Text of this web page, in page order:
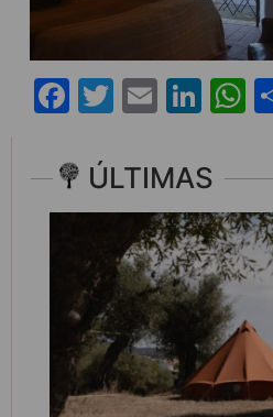
Facebook
Twitter
Email
ÚLTIMAS